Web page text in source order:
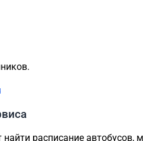
расписание автобусов,